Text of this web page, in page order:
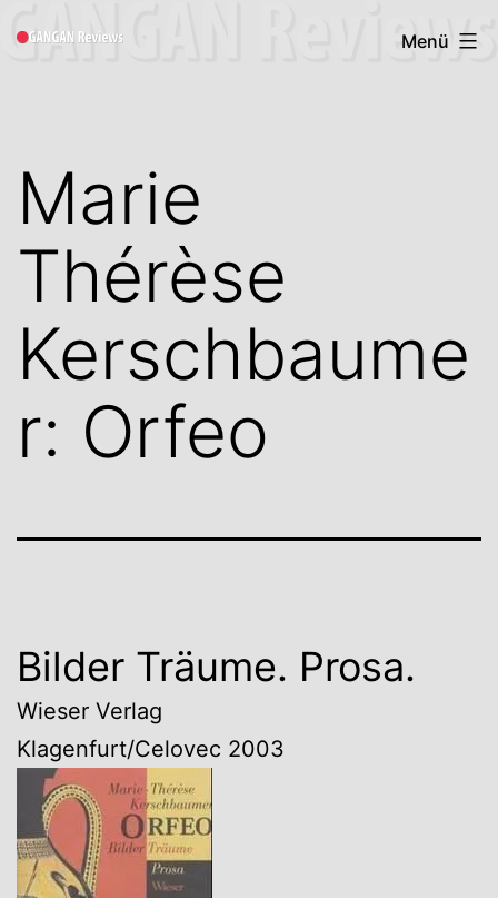
Gangan
Menü
Marie
Thérèse
Kerschbaume
r: Orfeo
Bilder Träume. Prosa.
Wieser Verlag
Klagenfurt/Celovec 2003